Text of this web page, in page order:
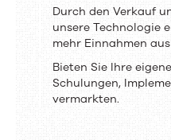
Einnahmen
aus
steigern
Durch den Verkauf
unsere Technologie
mehr Einnahmen
Bieten Sie Ihre
Schulungen,
vermarkten.